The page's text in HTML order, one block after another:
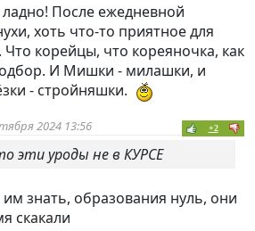
После ежедневной
хоть что-то приятное для
Что корейцы, что кореяночка, как
И Мишки - милашки, и
- стройняшки.
2024 13:56 +2
эти уроды не в КУРСЕ
им знать, образования нуль, они
скакали